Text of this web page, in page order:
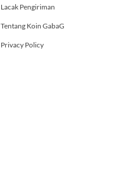
Lacak Pengiriman
Tentang Koin GabaG
Privacy Policy